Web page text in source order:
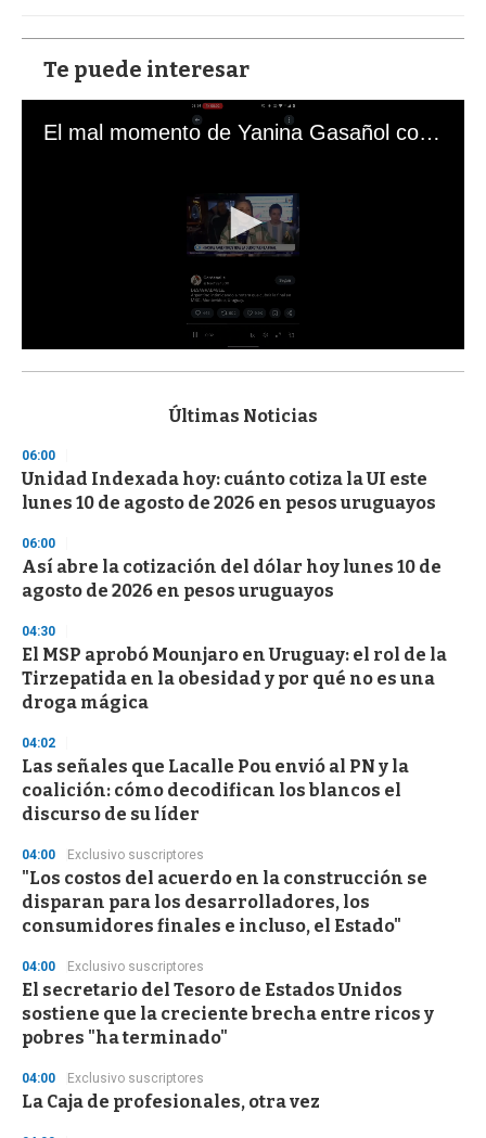
Te puede interesar
El mal momento de Yanina Gasañol con un hincha argentino en "Subrayado"
s
d
s
o
f
3
s
c
n
d
s
Últimas Noticias
06:00
Unidad Indexada hoy: cuánto cotiza la UI este
lunes 10 de agosto de 2026 en pesos uruguayos
06:00
Así abre la cotización del dólar hoy lunes 10 de
agosto de 2026 en pesos uruguayos
04:30
El MSP aprobó Mounjaro en Uruguay: el rol de la
Tirzepatida en la obesidad y por qué no es una
droga mágica
04:02
Las señales que Lacalle Pou envió al PN y la
coalición: cómo decodifican los blancos el
discurso de su líder
04:00 Exclusivo suscriptores
"Los costos del acuerdo en la construcción se
disparan para los desarrolladores, los
consumidores finales e incluso, el Estado"
04:00 Exclusivo suscriptores
El secretario del Tesoro de Estados Unidos
sostiene que la creciente brecha entre ricos y
pobres "ha terminado"
04:00 Exclusivo suscriptores
La Caja de profesionales, otra vez